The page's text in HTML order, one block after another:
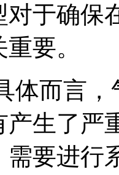
对于确保
要。
体而言
产生了严
需要进行